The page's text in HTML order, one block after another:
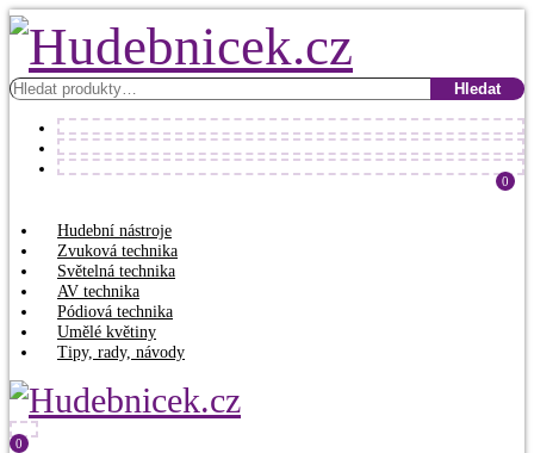
Hledat: Hledat
0
Hudební nástroje
Zvuková technika
Světelná technika
AV technika
Pódiová technika
Umělé květiny
Tipy, rady, návody
0